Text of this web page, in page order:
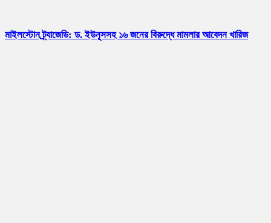
মাইলস্টোন ট্র্যাজেডি: ড. ইউনূসসহ ১৬ জনের বিরুদ্ধে মামলার আবেদন খারিজ